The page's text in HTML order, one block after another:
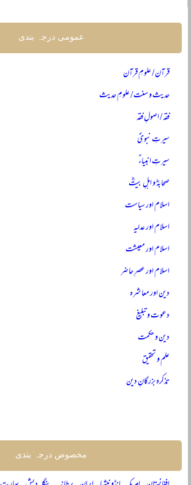
عمومی درجہ بندی
قرآن / علومِ قرآن
حدیث و سنت / علومِ حدیث
فقہ / اصولِ فقہ
سیرتِ نبویؐ
سیرتِ انبیاءؑ
صحابہؓ و اہلِ بیتؓ
اسلام اور سیاست
اسلام اور عدلیہ
اسلام اور معیشت
اسلام اور عصرِ حاضر
دین اور معاشرہ
دعوت و تبلیغ
دین و حکمت
علم و تحقیق
تذکرہ بزرگانِ دین
مخصوص درجہ بندی